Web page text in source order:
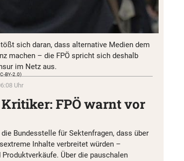
sich daran, dass alternative Medien dem
machen – die FPÖ spricht sich deshalb
im Netz aus.
BY-2.0)
Uhr
FPÖ warnt vor
Bundesstelle für Sektenfragen, dass über
Inhalte verbreitet würden –
Über die pauschalen